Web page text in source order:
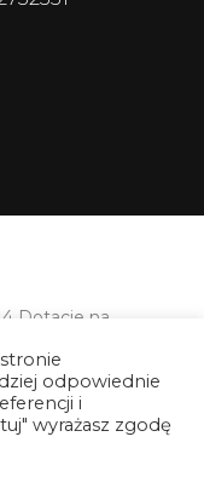
Dotacje na
2020,
odpowiednie
i
wyrażasz zgodę